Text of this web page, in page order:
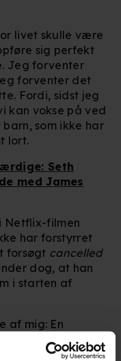
livet skulle være
sig perfekt
Jeg forventer
forventer det
Fordi, sidst jeg
kan vokse på ved
som ikke har
lort.
Seth
med James
Netflix-filmen
har forstyrret
forsøgt cancelled
dog, at han
i starten af
af mig: En
og fejler i det
givet. Jeg forstår